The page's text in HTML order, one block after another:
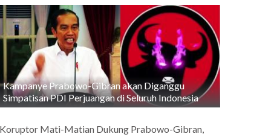
Kampanye Prabowo-Gibran akan Diganggu
Simpatisan PDI Perjuangan di Seluruh Indonesia
Mati-Matian Dukung Prabowo-Gibran,